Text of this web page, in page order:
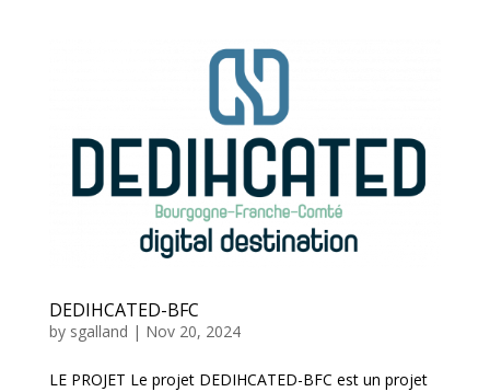
DEDIHCATED-BFC
by sgalland | Nov 20, 2024
LE PROJET Le projet DEDIHCATED-BFC est un projet